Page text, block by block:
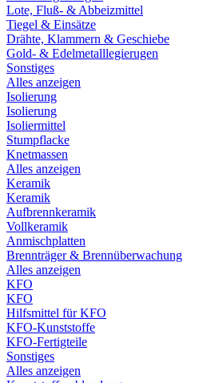
Lote, Fluß- & Abbeizmittel
Tiegel & Einsätze
Drähte, Klammern & Geschiebe
Gold- & Edelmetalllegierugen
Sonstiges
Alles anzeigen
Isolierung
Isolierung
Isoliermittel
Stumpflacke
Knetmassen
Alles anzeigen
Keramik
Keramik
Aufbrennkeramik
Vollkeramik
Anmischplatten
Brennträger & Brennüberwachung
Alles anzeigen
KFO
KFO
Hilfsmittel für KFO
KFO-Kunststoffe
KFO-Fertigteile
Sonstiges
Alles anzeigen